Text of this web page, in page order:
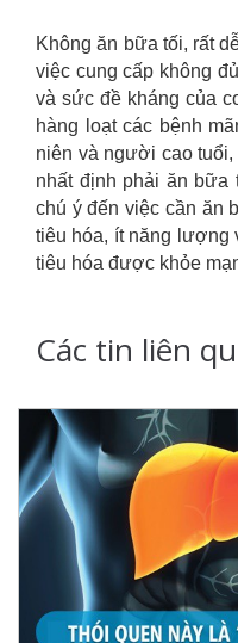
Không ăn bữa tối, rất
việc cung cấp không
và sức đề kháng của
hàng loạt các bệnh
niên và người cao
nhất định phải ăn bữa
chú ý đến việc cần ăn
tiêu hóa, ít năng lượng
tiêu hóa được khỏe
Các tin liên